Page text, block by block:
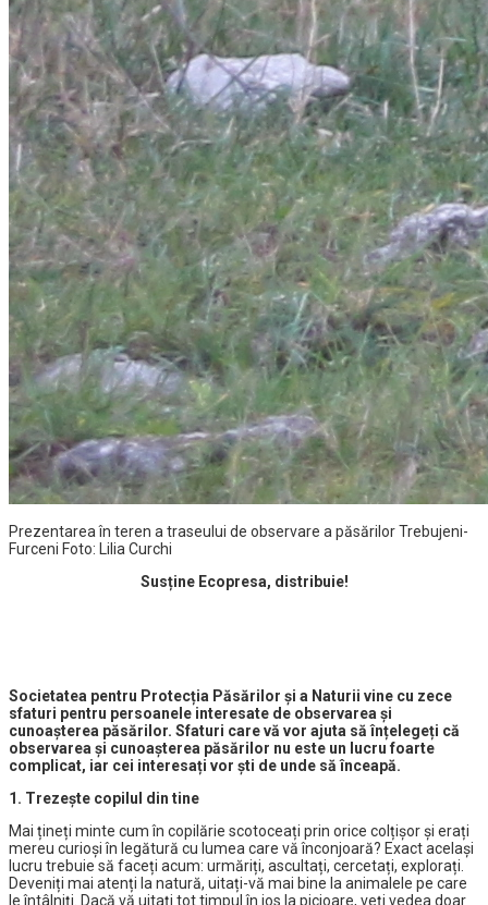
Prezentarea în teren a traseului de observare a păsărilor Trebujeni-
Furceni Foto: Lilia Curchi
Susține Ecopresa, distribuie!
Societatea pentru Protecția Păsărilor și a Naturii vine cu zece
sfaturi pentru persoanele interesate de observarea și
cunoașterea păsărilor. Sfaturi care vă vor ajuta să înțelegeți că
observarea și cunoașterea păsărilor nu este un lucru foarte
complicat, iar cei interesați vor ști de unde să înceapă.
1. Trezește copilul din tine
Mai țineți minte cum în copilărie scotoceați prin orice colțișor și erați
mereu curioși în legătură cu lumea care vă înconjoară? Exact același
lucru trebuie să faceți acum: urmăriți, ascultați, cercetați, explorați.
Deveniți mai atenți la natură, uitați-vă mai bine la animalele pe care
le întâlniți. Dacă vă uitați tot timpul în jos la picioare, veți vedea doar